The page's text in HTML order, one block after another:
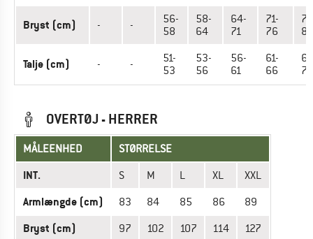
Bryst (cm) - -
56-
58
58-
64
64-
71
71-
76
81
Talje (cm) - -
51-
53
53-
56
56-
61
61-
66
71
OVERTØJ - HERRER
MÅLEENHED STØRRELSE
INT. S M L XL XXL
Armlængde (cm) 83 84 85 86 89
Bryst (cm) 97 102 107 114 127